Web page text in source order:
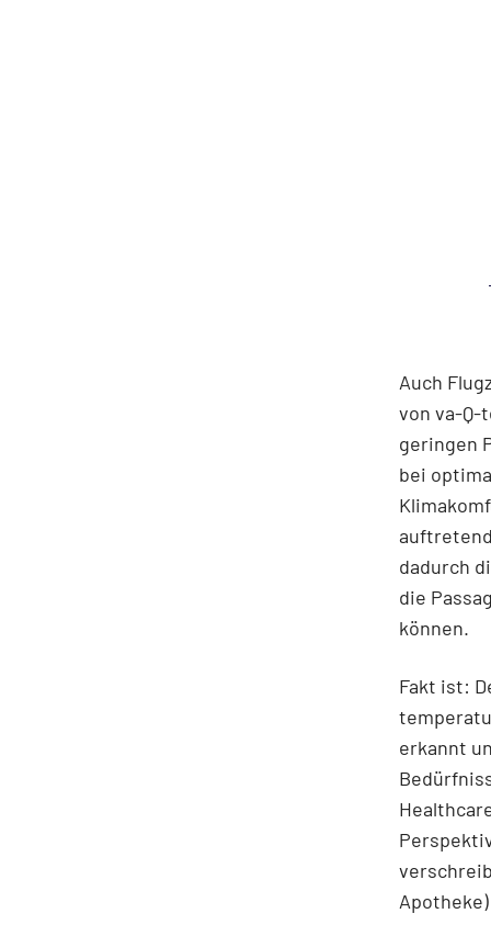
Auch
von va-Q-
geringen
bei
dadurch
die
können.
Fakt ist:
erkannt